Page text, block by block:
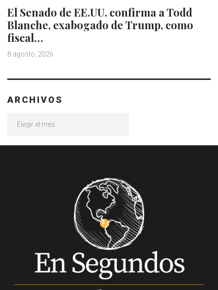
El Senado de EE.UU. confirma a Todd
Blanche, exabogado de Trump, como
fiscal…
8 agosto, 2026
ARCHIVOS